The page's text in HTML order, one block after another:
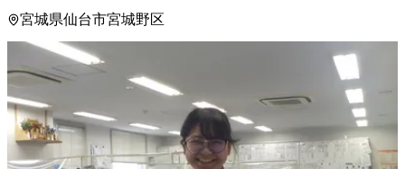
宮城県仙台市宮城野区